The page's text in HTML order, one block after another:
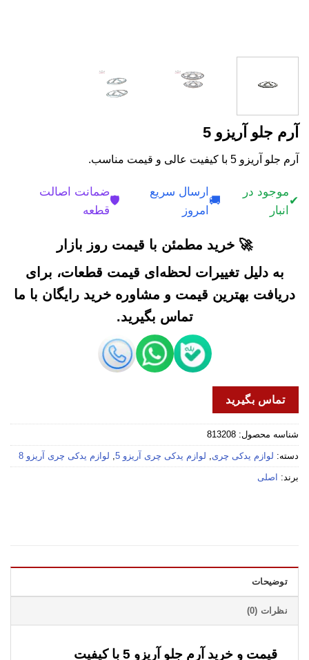
آرم جلو آریزو 5
آرم جلو آریزو 5 با کیفیت عالی و قیمت مناسب.
✔
موجود در
انبار
🚚
ارسال سریع
امروز
🛡️
ضمانت اصالت
قطعه
🚀 خرید مطمئن با قیمت روز بازار
به دلیل تغییرات لحظه‌ای قیمت قطعات، برای
دریافت بهترین قیمت و مشاوره خرید رایگان با ما
تماس بگیرید.
تماس بگیرید
شناسه محصول: 813208
دسته: لوازم یدکی چری, لوازم یدکی چری آریزو 5 , لوازم یدکی چری آریزو 8
برند: اصلی
توضیحات
نظرات (0)
قیمت و خرید آرم جلو آریزو 5 با کیفیت